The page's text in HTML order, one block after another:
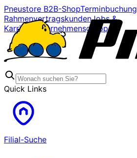
Pneustore B2B-ShopTerminbuchung
RahmenvertragskundenJobs &
Karriere
Unternehmensgruppe
Quick Links
Filial-Suche